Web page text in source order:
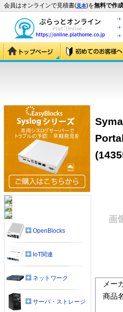
会員はオンラインで見積書(見本)を無料で作成
メー
商品
OpenBlocks
IoT関連
ネットワーク
サーバ・ストレージ